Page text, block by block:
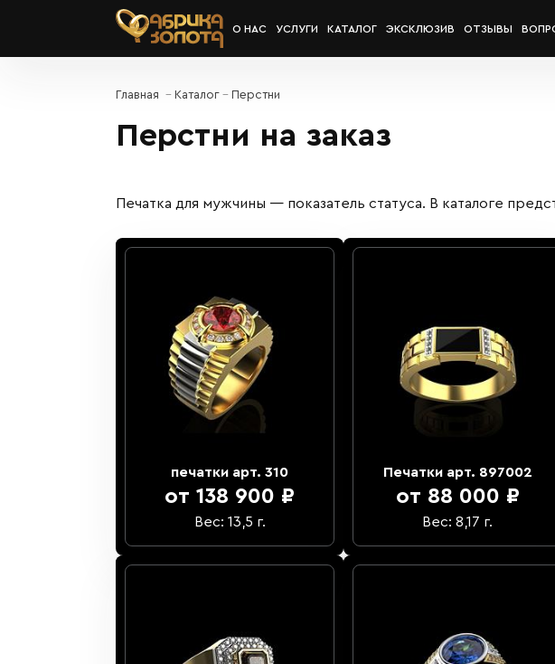
О НАС УСЛУГИ КАТАЛОГ ЭКСКЛЮЗИВ ОТЗЫВЫ
Главная Каталог Перстни
Перстни на заказ
Печатка для мужчины — показатель статуса. В каталоге
печатки арт. 310
от 138 900 ₽
Вес: 13,5 г.
Печатки арт. 897002
от 88 000 ₽
Вес: 8,17 г.